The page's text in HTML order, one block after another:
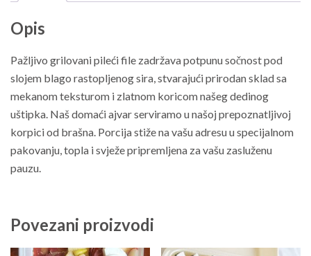
Opis
Pažljivo grilovani pileći file zadržava potpunu sočnost pod
slojem blago rastopljenog sira, stvarajući prirodan sklad sa
mekanom teksturom i zlatnom koricom našeg dedinog
uštipka. Naš domaći ajvar serviramo u našoj prepoznatljivoj
korpici od brašna. Porcija stiže na vašu adresu u specijalnom
pakovanju, topla i svježe pripremljena za vašu zasluženu
pauzu.
Povezani proizvodi